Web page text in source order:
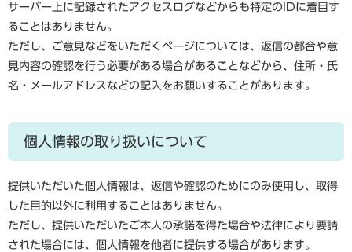
サーバー上に記録されたアクセスログなどからも特定のIDに着目す
ることはありません。
ただし、ご意見などをいただくページについては、返信の都合や意
見内容の確認を行う必要がある場合があることなどから、住所・氏
名・メールアドレスなどの記入をお願いすることがあります。
個人情報の取り扱いについて
提供いただいた個人情報は、返信や確認のためにのみ使用し、取得
した目的以外に利用することはありません。
ただし、提供いただいたご本人の承諾を得た場合や法律により要請
された場合には、個人情報を他者に提供する場合があります。